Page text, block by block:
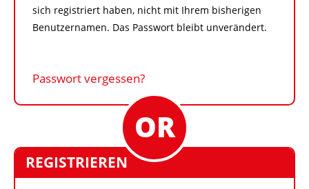
sich registriert haben, nicht mit Ihrem bisherigen
Benutzernamen. Das Passwort bleibt unverändert.
Passwort vergessen?
REGISTRIEREN